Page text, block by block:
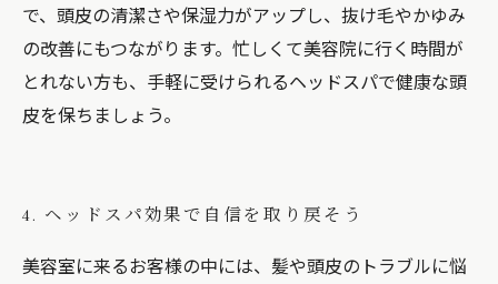
で、頭皮の清潔さや保湿力がアップし、抜け毛やかゆみ
の改善にもつながります。忙しくて美容院に行く時間が
とれない方も、手軽に受けられるヘッドスパで健康な頭
皮を保ちましょう。
4. ヘッドスパ効果で自信を取り戻そう
美容室に来るお客様の中には、髪や頭皮のトラブルに悩